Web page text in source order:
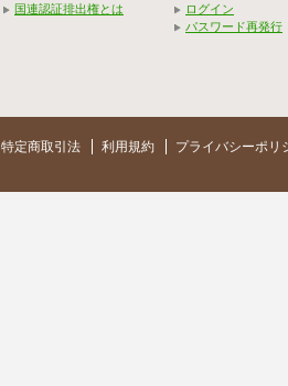
国連認証排出権とは
ログイン
パスワード再発行
特定商取引法 利用規約 プライバシーポリ